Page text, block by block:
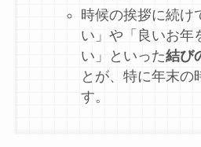
時候の挨拶に続け
い」や「良いお年
い」といった結び
とが、特に年末の
す。